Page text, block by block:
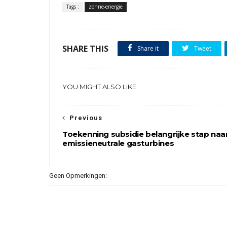
Tags : zonne-energie
SHARE THIS Share it Tweet
YOU MIGHT ALSO LIKE
Previous
Toekenning subsidie belangrijke stap
emissieneutrale gasturbines
Geen Opmerkingen: